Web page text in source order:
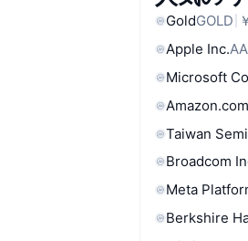
GoldGOLD
Apple Inc.
Microsoft
Taiwan
Broadcom
Meta
Berkshire